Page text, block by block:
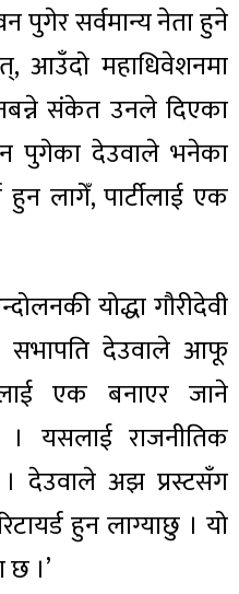
पुगेर सर्वमान्य नेता हुने
आउँदो महाधिवेशनमा
संकेत उनले दिएका
पुगेका देउवाले भनेका
हुन लागेँ, पार्टीलाई एक
योद्धा गौरीदेवी
सभापति देउवाले आफू
एक बनाएर जाने
। यसलाई राजनीतिक
देउवाले अझ प्रस्टसँग
हुन लाग्याछु । यो
छ ।’